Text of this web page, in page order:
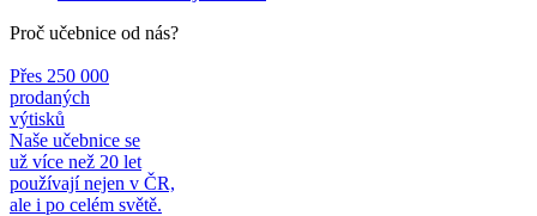
Proč učebnice od nás?
Přes 250 000
prodaných
výtisků
Naše učebnice se
už více než 20 let
používají nejen v ČR,
ale i po celém světě.